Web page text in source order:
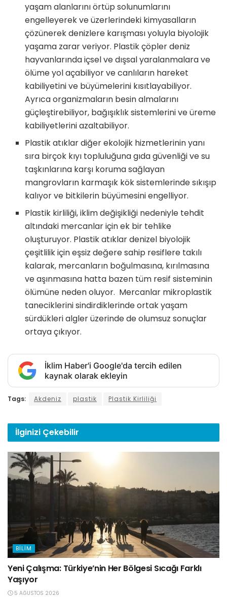
yaşam alanlarını örtüp solunumlarını
engelleyerek ve üzerlerindeki kimyasalların
çözünerek denizlere karışması yoluyla biyolojik
yaşama zarar veriyor. Plastik çöpler deniz
hayvanlarında içsel ve dışsal yaralanmalara ve
ölüme yol açabiliyor ve canlıların hareket
kabiliyetini ve büyümelerini kısıtlayabiliyor.
Ayrıca organizmaların besin almalarını
güçleştirebiliyor, bağışıklık sistemlerini ve üreme
kabiliyetlerini azaltabiliyor.
Plastik atıklar diğer ekolojik hizmetlerinin yanı
sıra birçok kıyı topluluğuna gıda güvenliği ve su
taşkınlarına karşı koruma sağlayan
mangrovların karmaşık kök sistemlerinde sıkışıp
kalıyor ve bitkilerin büyümesini engelliyor.
Plastik kirliliği, iklim değişikliği nedeniyle tehdit
altındaki mercanlar için ek bir tehlike
oluşturuyor. Plastik atıklar denizel biyolojik
çeşitlilik için eşsiz değere sahip resiflere takılı
kalarak, mercanların boğulmasına, kırılmasına
ve aşınmasına hatta bazen tüm resif sisteminin
ölümüne neden oluyor. Mercanlar mikroplastik
taneciklerini sindirdiklerinde ortak yaşam
sürdükleri algler üzerinde de olumsuz sonuçlar
ortaya çıkıyor.
İklim Haber'i Google'da tercih edilen
kaynak olarak ekleyin
Tags: Akdeniz plastik Plastik Kirliliği
İlginizi Çekebilir
BILIM
Yeni Çalışma: Türkiye’nin Her Bölgesi Sıcağı Farklı
Yaşıyor
5 AĞUSTOS 2026